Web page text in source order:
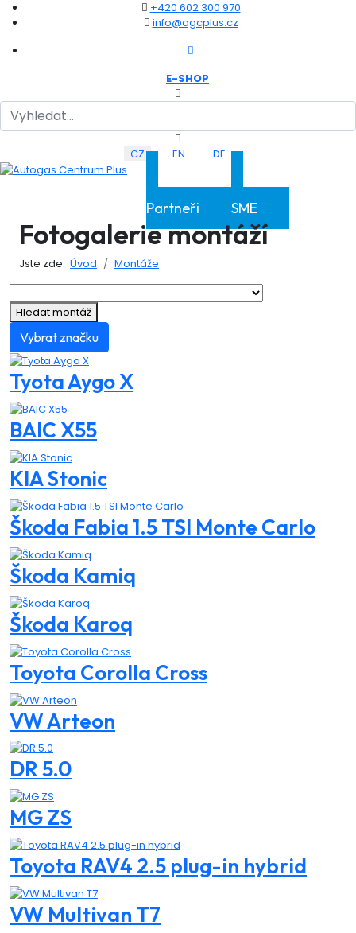
+420 602 300 970
info@agcplus.cz
E-SHOP
CZ EN DE
Klientská sekce
Partneři
Klientská sekce
SME
Fotogalerie montáží
Jste zde: Úvod Montáže
Hledat montáž
Vybrat značku
Tyota Aygo X
BAIC X55
KIA Stonic
Škoda Fabia 1.5 TSI Monte Carlo
Škoda Kamiq
Škoda Karoq
Toyota Corolla Cross
VW Arteon
DR 5.0
MG ZS
Toyota RAV4 2.5 plug-in hybrid
VW Multivan T7